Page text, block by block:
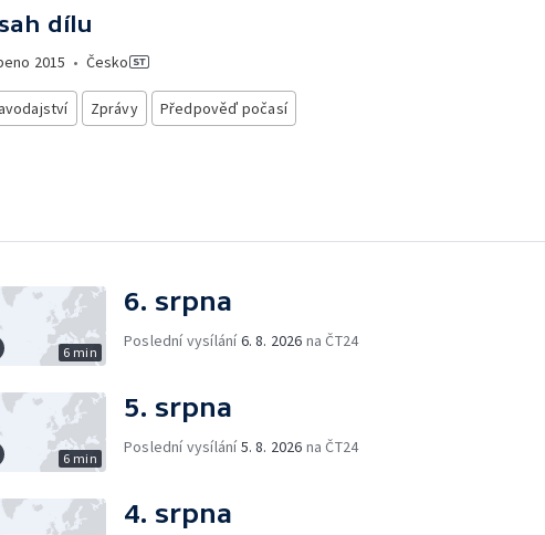
dílu
2015 • Česko
Zprávy Předpověď počasí
6 min
6. srpna
Poslední vysílání6. 8. 2026 na ČT24
6 min
5. srpna
Poslední vysílání5. 8. 2026 na ČT24
4. srpna